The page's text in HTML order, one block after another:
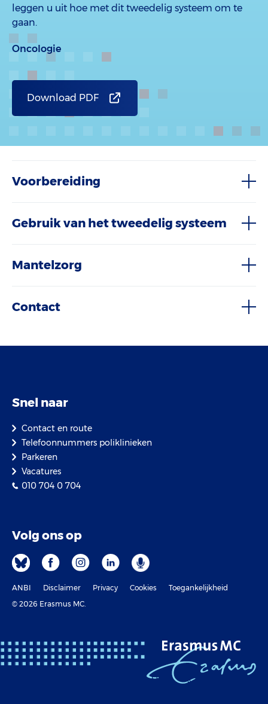
leggen u uit hoe met dit tweedelig systeem om te
gaan.
Oncologie
Download PDF
Voorbereiding
Gebruik van het tweedelig systeem
Mantelzorg
Contact
Snel naar
Contact en route
Telefoonnummers poliklinieken
Parkeren
Vacatures
010 704 0 704
Volg ons op
ANBI Disclaimer Privacy Cookies
Toegankelijkheid
© 2026 Erasmus MC.